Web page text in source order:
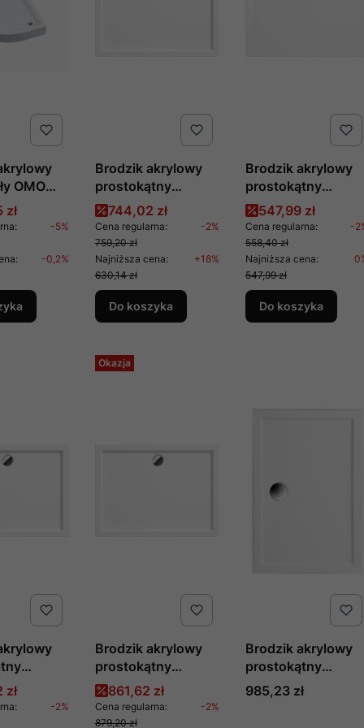
OMO
zł
-5%
-0,2%
Brodzik akrylowy
prostokątny
100x80 cm
JASMIN, nr kat.
KGJ_046B,
producent Deante
Cena promocyjna
744,02 zł
Cena regularna:
759,20 zł
-2%
Najniższa cena:
630,14 zł
+18%
Do koszyka
Brodzik akrylowy
prostokątny
100x80 cm KERRIA
PLUS, nr kat.
KTS_046B,
producent Deante
Cena promocyjna
547,99 zł
Cena regularna:
558,40 zł
-
Najniższa cena:
547,99 zł
Do koszyka
kat.
zł
-2%
Okazja
Brodzik akrylowy
prostokątny
120x90 cm
JASMIN, nr kat.
KGJ_043B,
Cena promocyjna
861,62 zł
Cena regularna:
879,20 zł
-2%
Brodzik akrylowy
prostokątny
kompaktowy
GOLIAT 100 x 80 x
Cena
985,23 zł